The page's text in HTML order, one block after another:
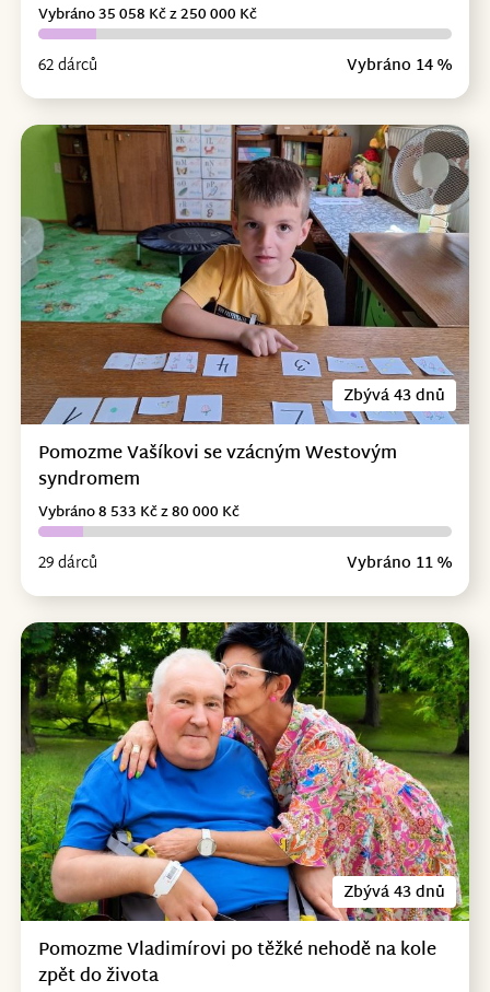
62 dárců Vybráno 14 %
Vybráno 35 058 Kč z 250 000 Kč
Zbývá 43 dnů
Pomozme Vašíkovi se vzácným Westovým
syndromem
29 dárců Vybráno 11 %
Vybráno 8 533 Kč z 80 000 Kč
Zbývá 43 dnů
Pomozme Vladimírovi po těžké nehodě na kole
zpět do života